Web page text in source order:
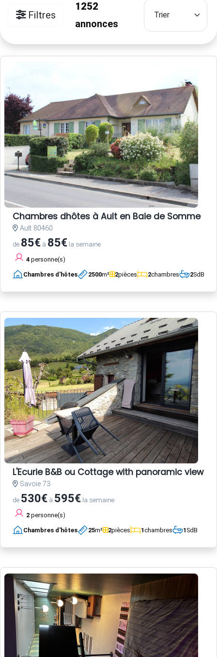
Filtres
1252
annonces
Chambres dhôtes à Ault en Baie de Somme
Ault 80460
de 85€ à 85€ la semaine
4 personne(s)
Chambres d'hôtes 2500m² 2pièces 2chambres 2SdB
L'Ecurie B&B ou Cottage with panoramic view
Savoie 73
de 530€ à 595€ la semaine
2 personne(s)
Chambres d'hôtes 25m² 2pièces 1chambres 1SdB